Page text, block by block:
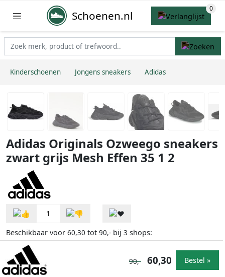
Schoenen.nl
Kinderschoenen Jongens sneakers Adidas
Adidas Originals Ozweego sneakers
zwart grijs Mesh Effen 35 1 2
1
Beschikbaar voor 60,30 tot 90,- bij 3 shops:
90,- 60,30 Bestel »